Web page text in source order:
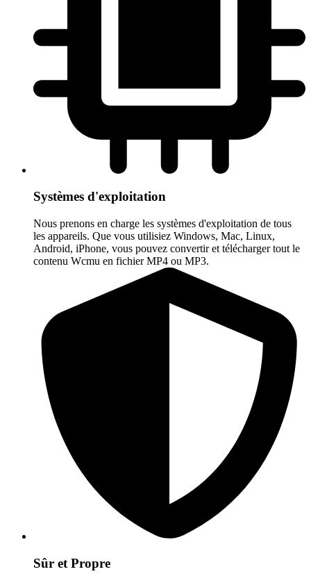
Systèmes d'exploitation
Nous prenons en charge les systèmes d'exploitation de tous
les appareils. Que vous utilisiez Windows, Mac, Linux,
Android, iPhone, vous pouvez convertir et télécharger tout le
contenu Wcmu en fichier MP4 ou MP3.
Sûr et Propre